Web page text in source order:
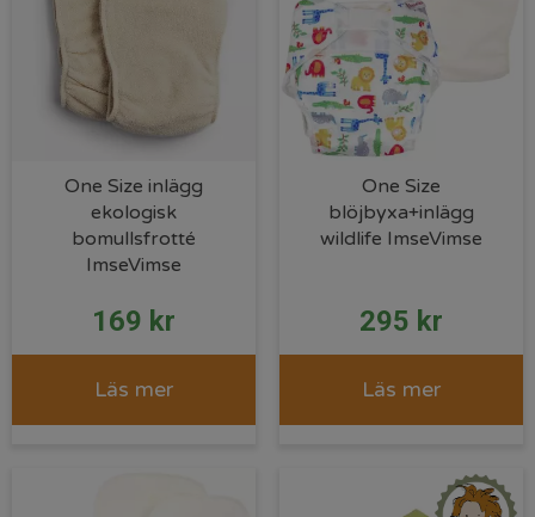
One Size inlägg
ekologisk
bomullsfrotté
ImseVimse
169 kr
Läs mer
One Size
blöjbyxa+inlägg
wildlife ImseVimse
295 kr
Läs mer